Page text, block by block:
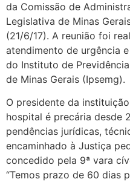
da Comissão de
Legislativa de Minas
(21/6/17). A reunião foi
atendimento de urgência
do Instituto de
de Minas Gerais (Ipsemg).
O presidente da
hospital é precária desde
pendências jurídicas,
encaminhado à Justiça
concedido pela 9ª vara
“Temos prazo de 60 dias